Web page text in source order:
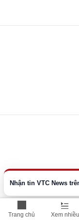
Trang chủ Xem nhiều
Nhận tin VTC News